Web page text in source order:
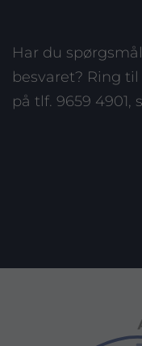
Har du
besvaret? Ring
på tlf. 9659